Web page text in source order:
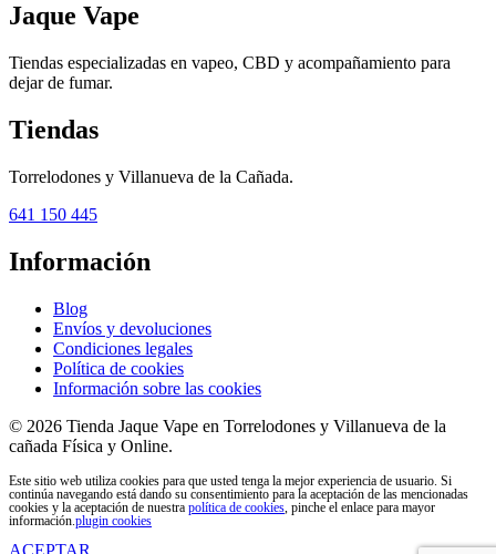
Jaque Vape
Tiendas especializadas en vapeo, CBD y acompañamiento para
dejar de fumar.
Tiendas
Torrelodones y Villanueva de la Cañada.
641 150 445
Información
Blog
Envíos y devoluciones
Condiciones legales
Política de cookies
Información sobre las cookies
© 2026 Tienda Jaque Vape en Torrelodones y Villanueva de la
cañada Física y Online.
Este sitio web utiliza cookies para que usted tenga la mejor experiencia de usuario. Si
continúa navegando está dando su consentimiento para la aceptación de las mencionadas
cookies y la aceptación de nuestra política de cookies, pinche el enlace para mayor
información.plugin cookies
ACEPTAR